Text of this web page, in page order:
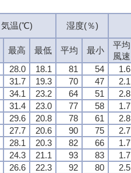
気温(℃) 湿度(％)
最高 最低 平均 最小
平均
風速
28.0 18.1 81 54 1.6
31.7 19.3 70 47 2.1
34.1 23.2 64 51 2.8
31.4 23.0 77 58 1.7
29.6 20.8 78 61 2.8
27.7 20.6 90 75 2.7
28.1 20.3 82 66 1.7
24.3 21.1 93 83 1.7
26.6 22.3 92 80 2.5